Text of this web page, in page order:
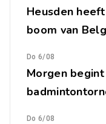
Heusden
boom van
Do 6/08
Morgen
Do 6/08